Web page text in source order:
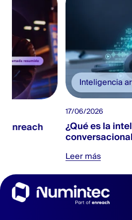
Inteligencia artificial
¿Qué es la inteligencia
conversacional para